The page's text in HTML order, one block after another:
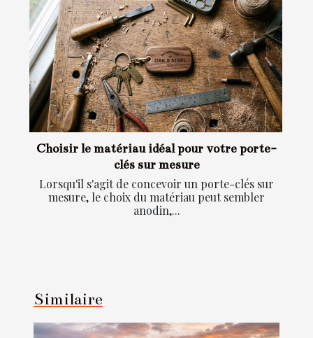
Choisir le matériau idéal pour votre porte-
clés sur mesure
Lorsqu'il s'agit de concevoir un porte-clés sur
mesure, le choix du matériau peut sembler
anodin,...
Similaire